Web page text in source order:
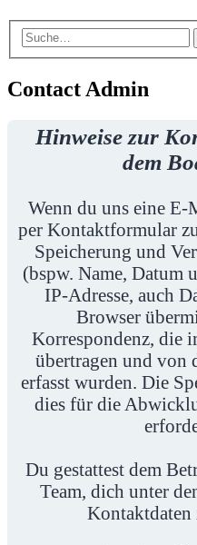
Contact Admin
Hinweise zur
dem
Wenn du uns eine
per Kontaktformular
Speicherung und
(bspw. Name, Datum
IP-Adresse, auch
Browser
Korrespondenz, die
übertragen und
erfasst wurden. Die
dies für die
Du gestattest dem
Team, dich unter
Kontaktdaten